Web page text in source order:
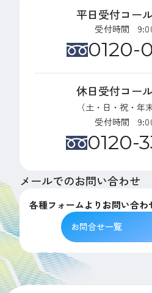
平日受付コー
受付時間
0120-
休日受付コー
（土・日・祝・年
受付時間
0120-
メールでのお問い合わせ
各種フォームよりお問い合わ
お問合せ一覧